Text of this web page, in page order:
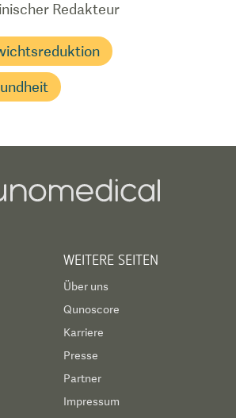
Redakteur
WEITERE SEITEN
Über uns
Qunoscore
Karriere
Presse
Partner
Impressum